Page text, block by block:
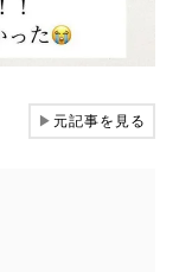
▶元記事を見る